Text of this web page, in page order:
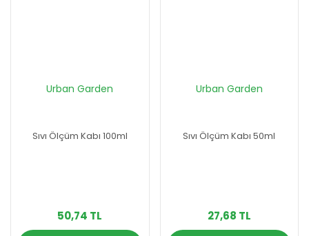
Urban Garden
Sıvı Ölçüm Kabı 100ml
50,74 TL
Urban Garden
Sıvı Ölçüm Kabı 50ml
27,68 TL